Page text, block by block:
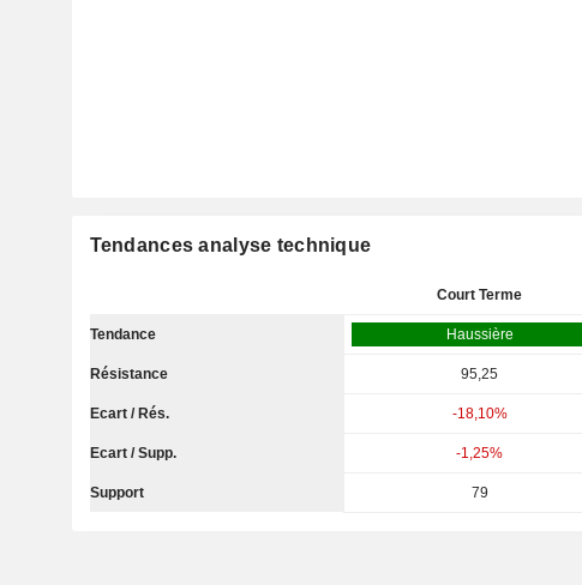
Tendances analyse technique
Court Terme
Tendance Haussière
Résistance 95,25
Ecart / Rés. -18,10%
Ecart / Supp. -1,25%
Support 79